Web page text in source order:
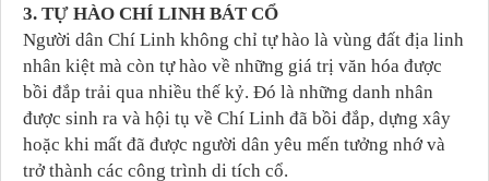
3. TỰ HÀO CHÍ LINH BÁT CỔ
Người dân Chí Linh không chỉ tự hào là vùng đất địa linh
nhân kiệt mà còn tự hào về những giá trị văn hóa được
bồi đắp trải qua nhiều thế kỷ. Đó là những danh nhân
được sinh ra và hội tụ về Chí Linh đã bồi đắp, dựng xây
hoặc khi mất đã được người dân yêu mến tưởng nhớ và
trở thành các công trình di tích cổ.